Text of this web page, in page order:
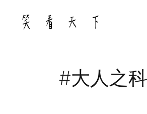
content
#大人之